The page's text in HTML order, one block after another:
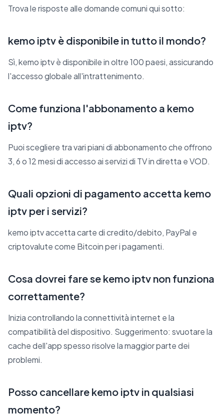
Trova le risposte alle domande comuni qui sotto:
kemo iptv è disponibile in tutto il mondo?
Sì, kemo iptv è disponibile in oltre 100 paesi, assicurando
l'accesso globale all'intrattenimento.
Come funziona l'abbonamento a kemo
iptv?
Puoi scegliere tra vari piani di abbonamento che offrono
3, 6 o 12 mesi di accesso ai servizi di TV in diretta e VOD.
Quali opzioni di pagamento accetta kemo
iptv per i servizi?
kemo iptv accetta carte di credito/debito, PayPal e
criptovalute come Bitcoin per i pagamenti.
Cosa dovrei fare se kemo iptv non funziona
correttamente?
Inizia controllando la connettività internet e la
compatibilità del dispositivo. Suggerimento: svuotare la
cache dell'app spesso risolve la maggior parte dei
problemi.
Posso cancellare kemo iptv in qualsiasi
momento?